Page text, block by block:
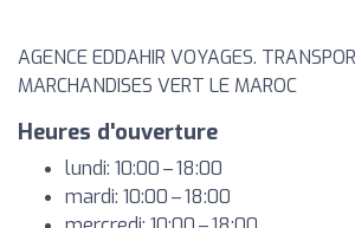
AGENCE EDDAHIR VOYAGES.
MARCHANDISES VERT LE MAROC
Heures d'ouverture
lundi: 10:00 – 18:00
mardi: 10:00 – 18:00